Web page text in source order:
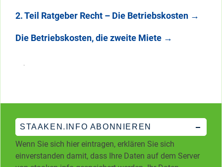
2. Teil Ratgeber Recht – Die Betriebskosten →
Die Betriebskosten, die zweite Miete →
STAAKEN.INFO ABONNIEREN
Wenn Sie sich hier eintragen, erklären Sie sich
einverstanden damit, dass Ihre Daten auf dem Server